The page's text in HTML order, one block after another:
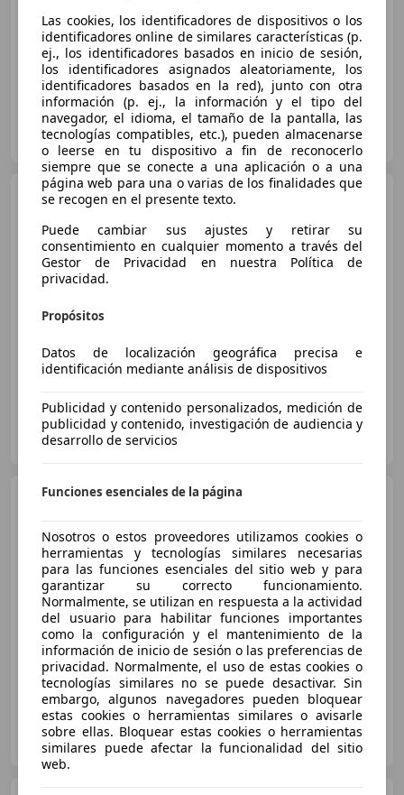
04/2019 76.933 km Diésel 75 kW (102 CV)
FLEXICAR ALICANTE.
ES-03007 ALICANTE
Citroen C4 Cactus
Edition
FLEXICAR ALICANTE.
ES-03007 ALICANTE
Citroen C4 Cactus
€ 7.990
Buenprecio
12/2018 83.913 km Gasolina 81 kW (110 CV)
FLEXICAR MURCIA.
ES-3007 MURCIA
Las cookies, los identificadores de dispositivos o los
identificadores online de similares características (p.
ej., los identificadores basados en inicio de sesión,
los identificadores asignados aleatoriamente, los
identificadores basados en la red), junto con otra
información (p. ej., la información y el tipo del
navegador, el idioma, el tamaño de la pantalla, las
tecnologías compatibles, etc.), pueden almacenarse
o leerse en tu dispositivo a fin de reconocerlo
siempre que se conecte a una aplicación o a una
página web para una o varias de los finalidades que
se recogen en el presente texto.
Puede cambiar sus ajustes y retirar su
consentimiento en cualquier momento a través del
Gestor de Privacidad en nuestra Política de
privacidad.
Propósitos
Datos de localización geográfica precisa e
identificación mediante análisis de dispositivos
Publicidad y contenido personalizados, medición de
publicidad y contenido, investigación de audiencia y
desarrollo de servicios
Funciones esenciales de la página
Nosotros o estos proveedores utilizamos cookies o
herramientas y tecnologías similares necesarias
para las funciones esenciales del sitio web y para
garantizar su correcto funcionamiento.
Normalmente, se utilizan en respuesta a la actividad
del usuario para habilitar funciones importantes
como la configuración y el mantenimiento de la
información de inicio de sesión o las preferencias de
privacidad. Normalmente, el uso de estas cookies o
tecnologías similares no se puede desactivar. Sin
embargo, algunos navegadores pueden bloquear
estas cookies o herramientas similares o avisarle
sobre ellas. Bloquear estas cookies o herramientas
similares puede afectar la funcionalidad del sitio
web.